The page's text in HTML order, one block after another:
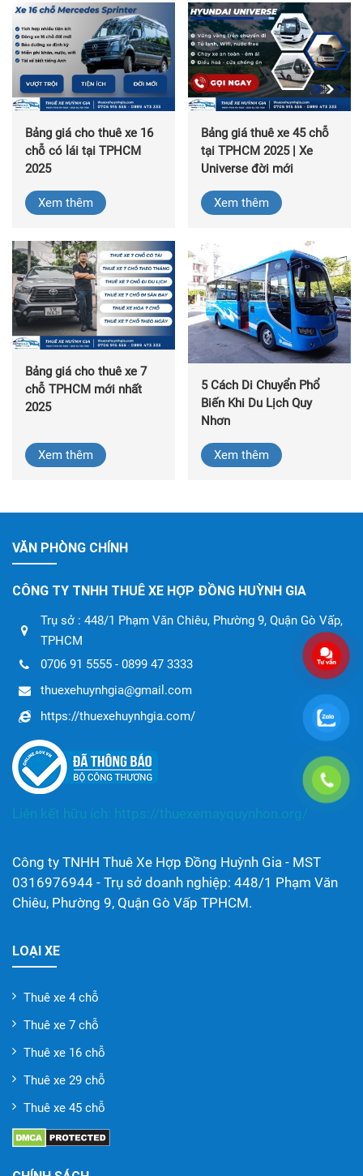
Bảng giá cho thuê xe 16
chỗ có lái tại TPHCM
2025
Xem thêm
Bảng giá thuê xe 45 chỗ
tại TPHCM 2025 | Xe
Universe đời mới
Xem thêm
Bảng giá cho thuê xe 7
chỗ TPHCM mới nhất
2025
Xem thêm
5 Cách Di Chuyển Phổ
Biến Khi Du Lịch Quy
Nhơn
Xem thêm
VĂN PHÒNG CHÍNH
CÔNG TY TNHH THUÊ XE HỢP ĐỒNG HUỲNH GIA
Trụ sở : 448/1 Phạm Văn Chiêu, Phường 9, Quận Gò Vấp,
TPHCM
0706 91 5555 - 0899 47 3333
thuexehuynhgia@gmail.com
https://thuexehuynhgia.com/
Liên kết hữu ích: https://thuexemayquynhon.org/
Công ty TNHH Thuê Xe Hợp Đồng Huỳnh Gia - MST
0316976944 - Trụ sở doanh nghiệp: 448/1 Phạm Văn
Chiêu, Phường 9, Quận Gò Vấp TPHCM.
LOẠI XE
Thuê xe 4 chỗ
Thuê xe 7 chỗ
Thuê xe 16 chỗ
Thuê xe 29 chỗ
Thuê xe 45 chỗ